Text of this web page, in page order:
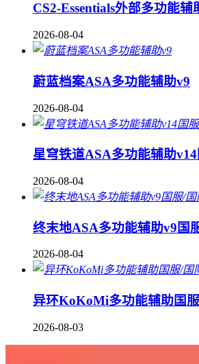
CS2-Essentials外部多功能辅
2026-08-04
蔚蓝档案ASA多功能辅助v9
2026-08-04
星穹铁道ASA多功能辅助
2026-08-04
终末地ASA多功能辅助v9国
2026-08-04
异环KoKoMi多功能辅助国
2026-08-03